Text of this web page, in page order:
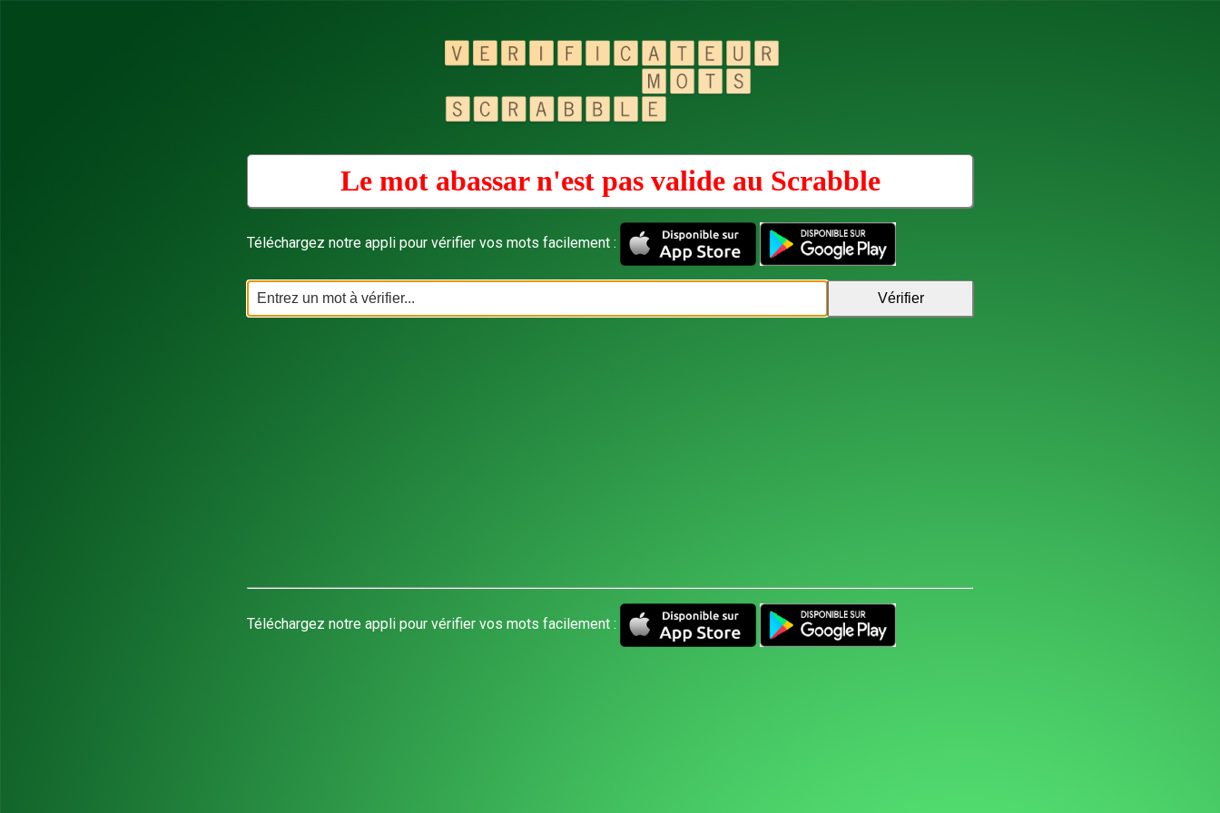
Le mot abassar n'est pas valide au Scrabble
Téléchargez notre appli pour vérifier vos mots facilement :
Téléchargez notre appli pour vérifier vos mots facilement :